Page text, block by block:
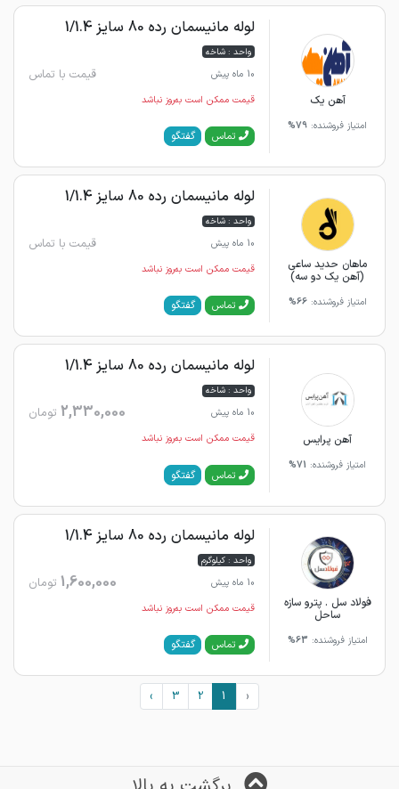
آهن یک
امتیاز فروشنده: 79%
لوله مانیسمان رده 80 سایز 1/1.4
واحد : شاخه
10 ماه پیش
قیمت با تماس
قیمت ممکن است به‌روز نباشد
تماس گفتگو
ماهان حدید ساعی
(آهن یک دو سه)
امتیاز فروشنده:66%
لوله مانیسمان رده 80 سایز 1/1.4
واحد : شاخه
10 ماه پیش
قیمت با تماس
قیمت ممکن است به‌روز نباشد
تماس گفتگو
آهن پرایس
امتیاز فروشنده: 71%
لوله مانیسمان رده 80 سایز 1/1.4
واحد : شاخه
10 ماه پیش
2,330,000 تومان
قیمت ممکن است به‌روز نباشد
تماس گفتگو
فولاد سل . پترو سازه
ساحل
امتیاز فروشنده: 63%
لوله مانیسمان رده 80 سایز 1/1.4
واحد : کیلوگرم
10 ماه پیش
1,600,000 تومان
قیمت ممکن است به‌روز نباشد
تماس گفتگو
‹
1
2
3
›